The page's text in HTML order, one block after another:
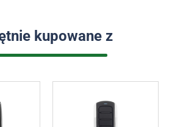
kupowane z